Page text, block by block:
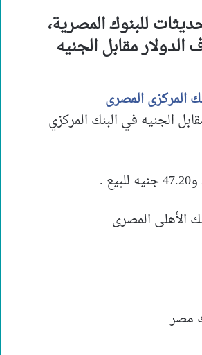
للبنوك المصرية،
مقابل الجنيه
المركزى المصرى
الجنيه في البنك المركزي
الأهلى المصرى
مصر